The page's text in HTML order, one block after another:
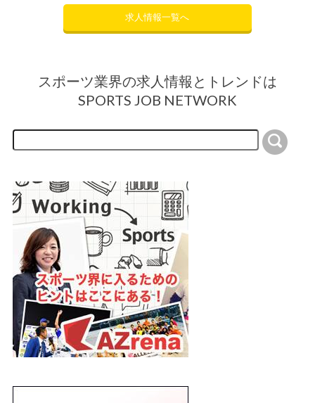
求人情報一覧へ
スポーツ業界の求人情報とトレンドは
SPORTS JOB NETWORK